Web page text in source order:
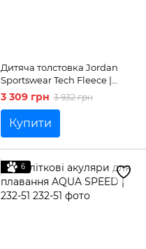
Дитяча толстовка Jordan
Sportswear Tech Fleece |
HV8695-017
3 309 грн 3 932 грн
Купити
6